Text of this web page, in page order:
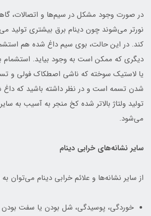
در صورت وجود مشکل در سیم‌ها و اتصالات،
نورتر می‌شوند چون دینام برق بیشتری تولید
کند. در این حالت، بوی سیم داغ شده هم
دیگری که ممکن است به وجود بیاید.
یا لاستیک سوخته که ناشی اصطکاک فولی و
شدن تسمه است و در نظر داشته باشید که
تولید ولتاژ بالاتر شده کخ منجر به آسیب به
می‌شود.
سایر نشانه‌های خرابی دینام
از سایر نشانه‌ها و علائم خرابی دینام می‌توان به
خوردگی، پوسیدگی، شل بودن یا سفت بودن